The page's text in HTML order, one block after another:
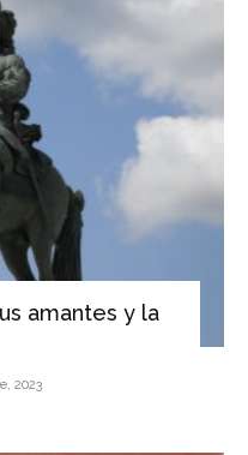
amantes y la
2023